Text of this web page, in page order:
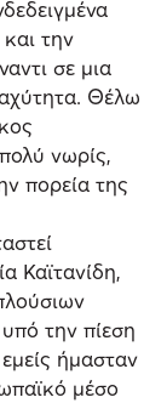
την
σε μια
Θέλω
νωρίς,
πορεία της
Καϊτανίδη,
την πίεση
ήμασταν
μέσο